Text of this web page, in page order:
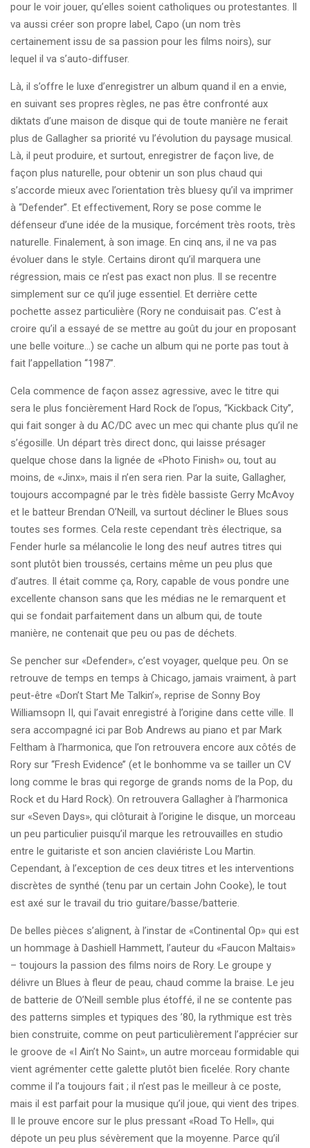
pour le voir jouer, qu’elles soient catholiques ou protestantes. Il
va aussi créer son propre label, Capo (un nom très
certainement issu de sa passion pour les films noirs), sur
lequel il va s’auto-diffuser.
Là, il s’offre le luxe d’enregistrer un album quand il en a envie,
en suivant ses propres règles, ne pas être confronté aux
diktats d’une maison de disque qui de toute manière ne ferait
plus de Gallagher sa priorité vu l’évolution du paysage musical.
Là, il peut produire, et surtout, enregistrer de façon live, de
façon plus naturelle, pour obtenir un son plus chaud qui
s’accorde mieux avec l’orientation très bluesy qu’il va imprimer
à ‘‘Defender’’. Et effectivement, Rory se pose comme le
défenseur d’une idée de la musique, forcément très roots, très
naturelle. Finalement, à son image. En cinq ans, il ne va pas
évoluer dans le style. Certains diront qu’il marquera une
régression, mais ce n’est pas exact non plus. Il se recentre
simplement sur ce qu’il juge essentiel. Et derrière cette
pochette assez particulière (Rory ne conduisait pas. C’est à
croire qu’il a essayé de se mettre au goût du jour en proposant
une belle voiture…) se cache un album qui ne porte pas tout à
fait l’appellation ‘‘1987’’.
Cela commence de façon assez agressive, avec le titre qui
sera le plus foncièrement Hard Rock de l’opus, ‘‘Kickback City’’,
qui fait songer à du AC/DC avec un mec qui chante plus qu’il ne
s’égosille. Un départ très direct donc, qui laisse présager
quelque chose dans la lignée de «Photo Finish» ou, tout au
moins, de «Jinx», mais il n’en sera rien. Par la suite, Gallagher,
toujours accompagné par le très fidèle bassiste Gerry McAvoy
et le batteur Brendan O’Neill, va surtout décliner le Blues sous
toutes ses formes. Cela reste cependant très électrique, sa
Fender hurle sa mélancolie le long des neuf autres titres qui
sont plutôt bien troussés, certains même un peu plus que
d’autres. Il était comme ça, Rory, capable de vous pondre une
excellente chanson sans que les médias ne le remarquent et
qui se fondait parfaitement dans un album qui, de toute
manière, ne contenait que peu ou pas de déchets.
Se pencher sur «Defender», c’est voyager, quelque peu. On se
retrouve de temps en temps à Chicago, jamais vraiment, à part
peut-être «Don’t Start Me Talkin’», reprise de Sonny Boy
Williamsopn II, qui l’avait enregistré à l’origine dans cette ville. Il
sera accompagné ici par Bob Andrews au piano et par Mark
Feltham à l’harmonica, que l’on retrouvera encore aux côtés de
Rory sur ‘‘Fresh Evidence’’ (et le bonhomme va se tailler un CV
long comme le bras qui regorge de grands noms de la Pop, du
Rock et du Hard Rock). On retrouvera Gallagher à l’harmonica
sur «Seven Days», qui clôturait à l’origine le disque, un morceau
un peu particulier puisqu’il marque les retrouvailles en studio
entre le guitariste et son ancien claviériste Lou Martin.
Cependant, à l’exception de ces deux titres et les interventions
discrètes de synthé (tenu par un certain John Cooke), le tout
est axé sur le travail du trio guitare/basse/batterie.
De belles pièces s’alignent, à l’instar de «Continental Op» qui est
un hommage à Dashiell Hammett, l’auteur du «Faucon Maltais»
– toujours la passion des films noirs de Rory. Le groupe y
délivre un Blues à fleur de peau, chaud comme la braise. Le jeu
de batterie de O’Neill semble plus étoffé, il ne se contente pas
des patterns simples et typiques des ’80, la rythmique est très
bien construite, comme on peut particulièrement l’apprécier sur
le groove de «I Ain’t No Saint», un autre morceau formidable qui
vient agrémenter cette galette plutôt bien ficelée. Rory chante
comme il l’a toujours fait ; il n’est pas le meilleur à ce poste,
mais il est parfait pour la musique qu’il joue, qui vient des tripes.
Il le prouve encore sur le plus pressant «Road To Hell», qui
dépote un peu plus sévèrement que la moyenne. Parce qu’il